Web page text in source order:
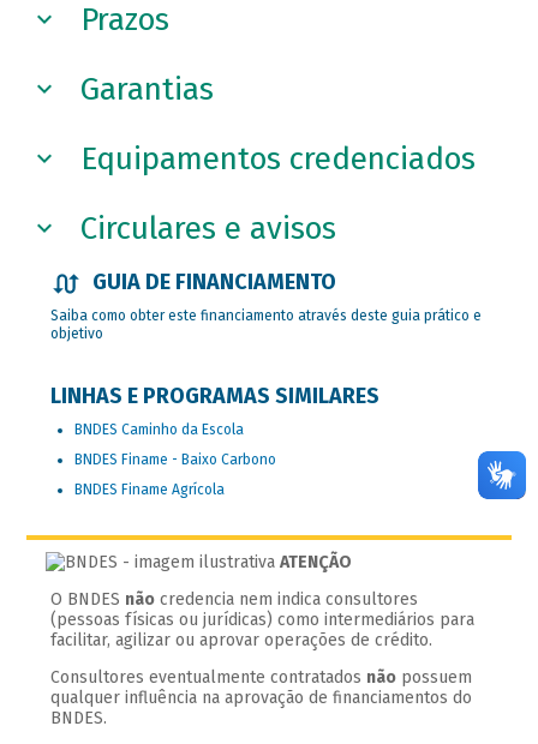
Prazos
Garantias
Equipamentos credenciados
Circulares e avisos
GUIA DE FINANCIAMENTO
Saiba como obter este financiamento através deste guia prático e
objetivo
LINHAS E PROGRAMAS SIMILARES
BNDES Caminho da Escola
BNDES Finame - Baixo Carbono
BNDES Finame Agrícola
ATENÇÃO
O BNDES não credencia nem indica consultores
(pessoas físicas ou jurídicas) como intermediários para
facilitar, agilizar ou aprovar operações de crédito.
Consultores eventualmente contratados não possuem
qualquer influência na aprovação de financiamentos do
BNDES.